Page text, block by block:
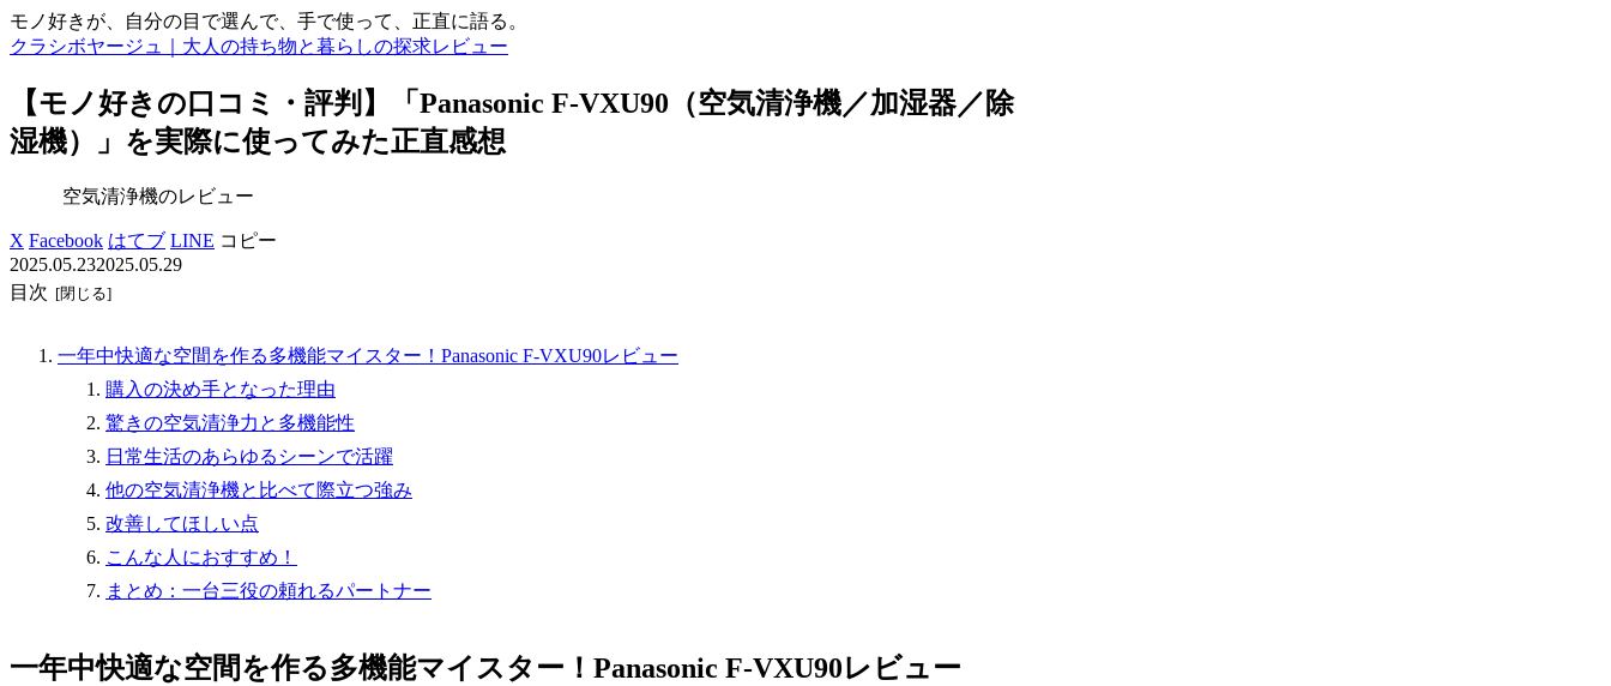
モノ好きが、自分の目で選んで、手で使って、正直に語る。
クラシボヤージュ｜大人の持ち物と暮らしの探求レビュー
【モノ好きの口コミ・評判】「Panasonic F-VXU90（空気清浄機／加湿器／除
湿機）」を実際に使ってみた正直感想
空気清浄機のレビュー
X Facebook はてブ LINE コピー
2025.05.232025.05.29
目次
一年中快適な空間を作る多機能マイスター！Panasonic F-VXU90レビュー
購入の決め手となった理由
驚きの空気清浄力と多機能性
日常生活のあらゆるシーンで活躍
他の空気清浄機と比べて際立つ強み
改善してほしい点
こんな人におすすめ！
まとめ：一台三役の頼れるパートナー
一年中快適な空間を作る多機能マイスター！Panasonic F-VXU90レビュー